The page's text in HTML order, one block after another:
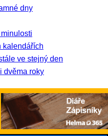
dny
kalendářích
ve stejný den
dvěma roky